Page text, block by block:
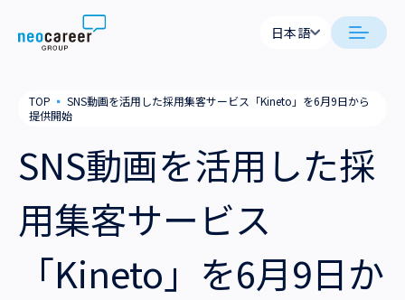
Skip to content
日本語
neocareer について
私たちの考え方
就労支援
会社概要
役員一覧
日本語
TOP ▪ SNS動画を活用した採用集客サービス「Kineto」を6月9日から
提供開始
SNS動画を活用した採
用集客サービス
「Kineto」を6月9日か